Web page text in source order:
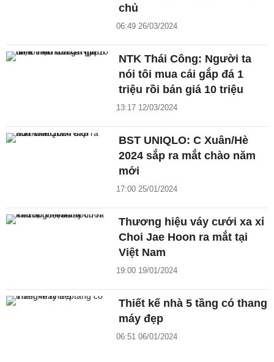
chủ
06:49 26/03/2024
NTK Thái Công: Người ta
nói tôi mua cái gắp đá 1
triệu rồi bán giá 10 triệu
13:17 12/03/2024
BST UNIQLO: C Xuân/Hè
2024 sắp ra mắt chào năm
mới
17:00 25/01/2024
Thương hiệu váy cưới xa xỉ
Choi Jae Hoon ra mắt tại
Việt Nam
19:00 19/01/2024
Thiết kế nhà 5 tầng có thang
máy đẹp
06:51 06/01/2024